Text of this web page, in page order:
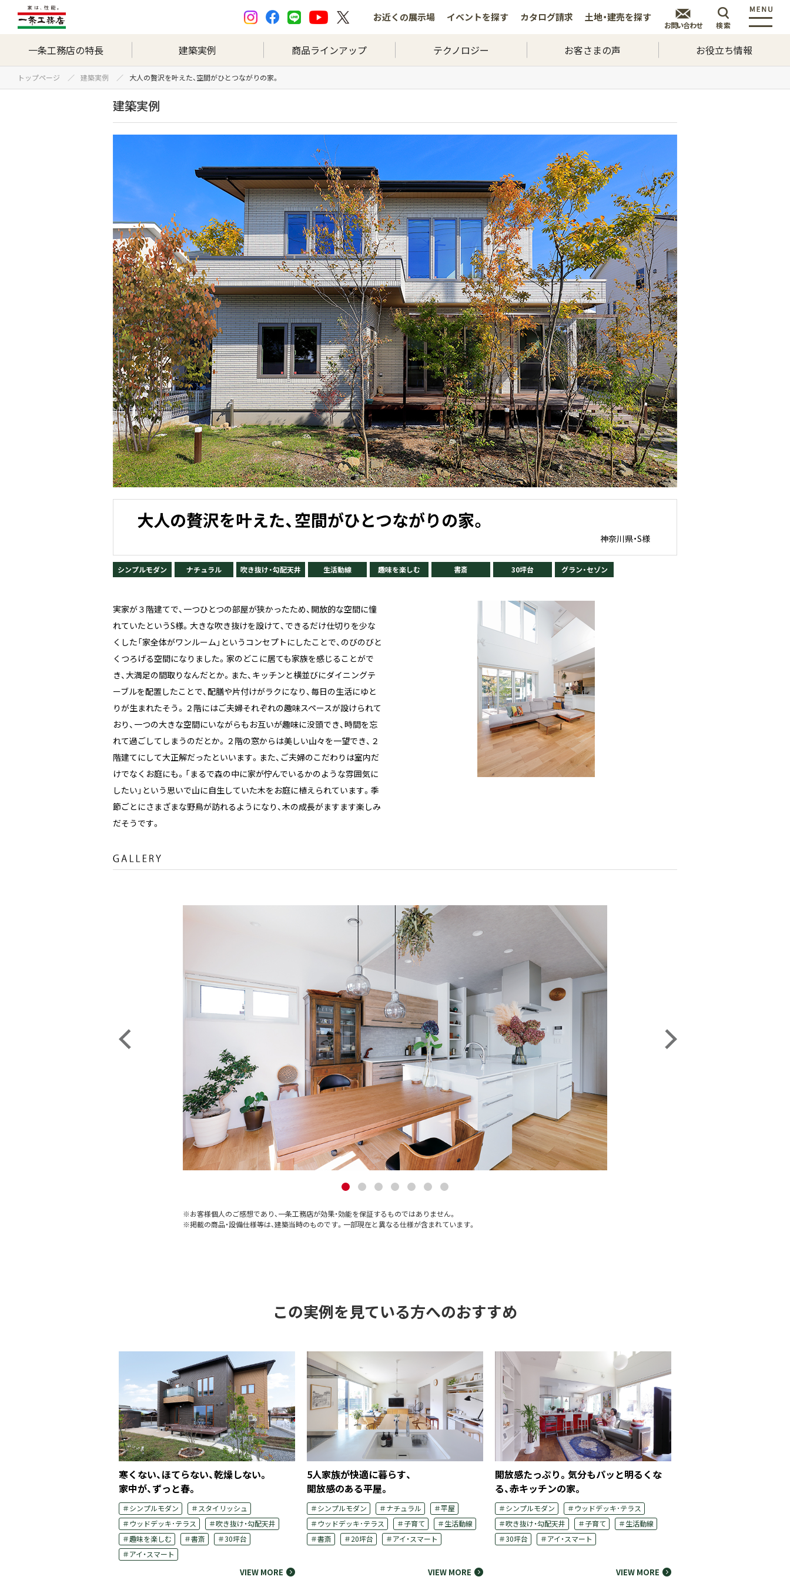
お近くの展示場 イベントを探す カタログ請求 土地・建売を探す
お問い合わせ 検索
一条工務店の特長 建築実例 商品ラインアップ テクノロジー お客さまの声 お役立ち情報
トップページ 建築実例 大人の贅沢を叶えた、空間がひとつながりの家。
建築実例
大人の贅沢を叶えた、空間がひとつながりの家。
神奈川県・S様
シンプルモダン ナチュラル 吹き抜け・勾配天井 生活動線 趣味を楽しむ 書斎 30坪台 グラン・セゾン
実家が３階建てで、一つひとつの部屋が狭かったため、開放的な空間に憧
れていたというS様。大きな吹き抜けを設けて、できるだけ仕切りを少な
くした「家全体がワンルーム」というコンセプトにしたことで、のびのびと
くつろげる空間になりました。家のどこに居ても家族を感じることがで
き、大満足の間取りなんだとか。また、キッチンと横並びにダイニングテ
ーブルを配置したことで、配膳や片付けがラクになり、毎日の生活にゆと
りが生まれたそう。２階にはご夫婦それぞれの趣味スペースが設けられて
おり、一つの大きな空間にいながらもお互いが趣味に没頭でき、時間を忘
れて過ごしてしまうのだとか。２階の窓からは美しい山々を一望でき、２
階建てにして大正解だったといいます。また、ご夫婦のこだわりは室内だ
けでなくお庭にも。「まるで森の中に家が佇んでいるかのような雰囲気に
したい」という思いで山に自生していた木をお庭に植えられています。季
節ごとにさまざまな野鳥が訪れるようになり、木の成長がますます楽しみ
だそうです。
※お客様個人のご感想であり、一条工務店が効果・効能を保証するものではありません。
※掲載の商品・設備仕様等は、建築当時のものです。一部現在と異なる仕様が含まれています。
この実例を見ている方へのおすすめ
寒くない、ほてらない、乾燥しない。
家中が、ずっと春。
＃シンプルモダン
＃スタイリッシュ
＃ウッドデッキ･テラス
＃吹き抜け・勾配天井
＃趣味を楽しむ
＃書斎
＃30坪台
＃アイ・スマート
VIEW MORE
5人家族が快適に暮らす、
開放感のある平屋。
＃シンプルモダン ＃ナチュラル
＃平屋
＃ウッドデッキ･テラス
＃子育て
＃生活動線
＃書斎
＃20坪台 ＃アイ・スマート
VIEW MORE
開放感たっぷり。気分もパッと明るくな
る、赤キッチンの家。
＃シンプルモダン
＃ウッドデッキ･テラス
＃吹き抜け・勾配天井
＃子育て
＃生活動線
＃30坪台
＃アイ・スマート
VIEW MORE